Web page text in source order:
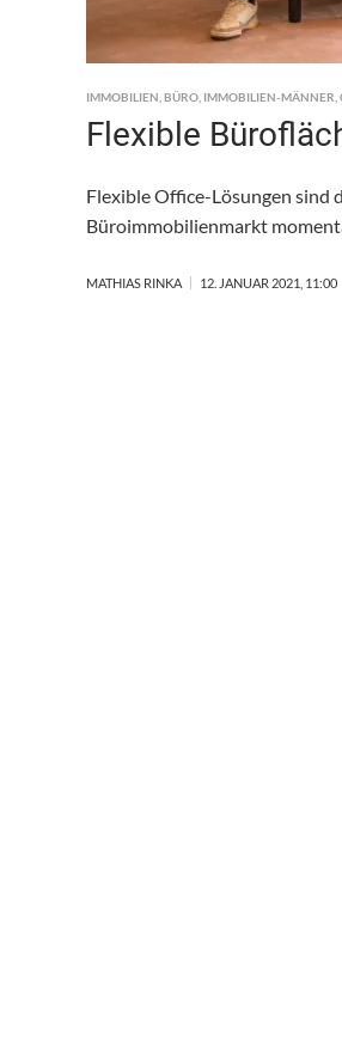
IMMOBILIEN BÜRO IMMOBILIEN-MÄNNER
Flexible
Flexible Office-Lösungen sind
Büroimmobilienmarkt
MATHIAS RINKA 12. JANUAR 2021, 11:00